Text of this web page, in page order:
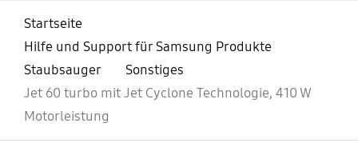
Startseite
Hilfe und Support für Samsung Produkte
Staubsauger
Sonstiges
Jet 60 turbo mit Jet Cyclone Technologie, 410 W
Motorleistung